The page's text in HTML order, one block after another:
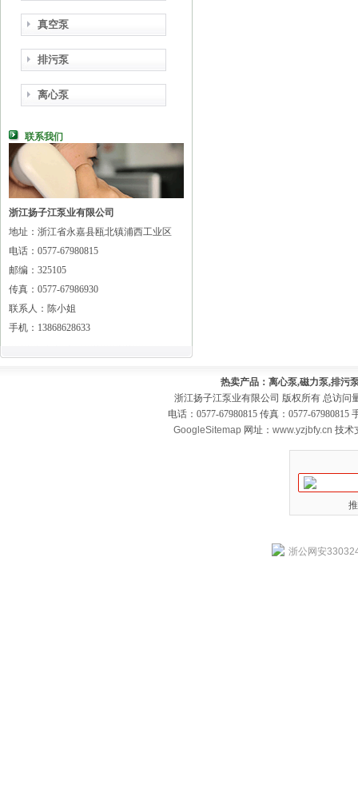
真空泵
排污泵
离心泵
联系我们
浙江扬子江泵业有限公司
地址：浙江省永嘉县瓯北镇浦西工业区
电话：0577-67980815
邮编：325105
传真：0577-67986930
联系人：陈小姐
手机：13868628633
热卖产品：离心泵,磁力泵,排污
浙江扬子江泵业有限公司 版权所有 总访问
电话：0577-67980815 传真：0577-
GoogleSitemap 网址： www.yzjbfy.cn 技术
浙公网安